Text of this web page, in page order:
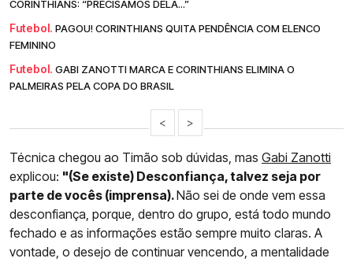
CORINTHIANS: “PRECISAMOS DELA...”
Futebol. PAGOU! CORINTHIANS QUITA PENDÊNCIA COM ELENCO
FEMININO
Futebol. GABI ZANOTTI MARCA E CORINTHIANS ELIMINA O
PALMEIRAS PELA COPA DO BRASIL
< >
Técnica chegou ao Timão sob dúvidas, mas Gabi Zanotti
explicou: "(Se existe) Desconfiança, talvez seja por
parte de vocês (imprensa).Não sei de onde vem essa
desconfiança, porque, dentro do grupo, está todo mundo
fechado e as informações estão sempre muito claras. A
vontade, o desejo de continuar vencendo, a mentalidade